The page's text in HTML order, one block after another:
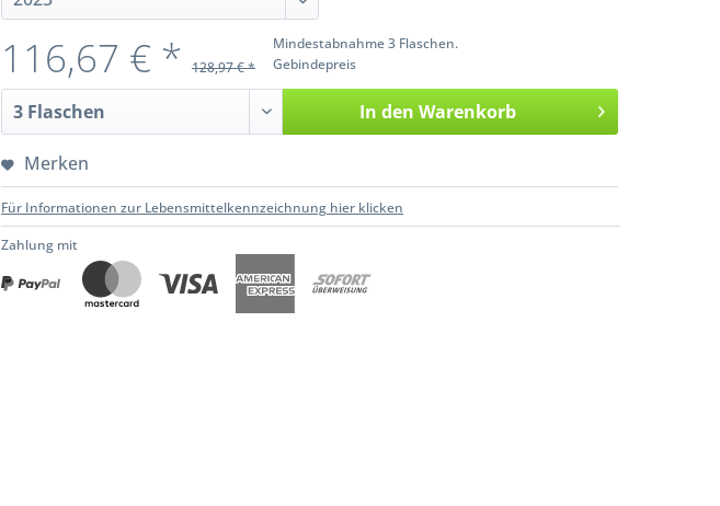
Mindestabnahme 3 Flaschen.
Gebindepreis
116,67 € * 128,97 € *
In den Warenkorb
Merken
Für Informationen zur Lebensmittelkennzeichnung hier klicken
Zahlung mit